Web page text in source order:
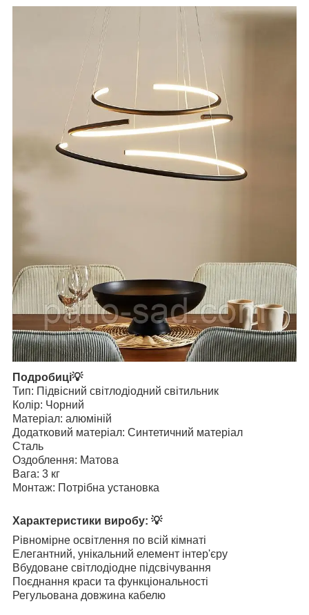
Подробиці💡
Тип: Підвісний світлодіодний світильник
Колір: Чорний
Матеріал: алюміній
Додатковий матеріал: Синтетичний матеріал
Сталь
Оздоблення: Матова
Вага: 3 кг
Монтаж: Потрібна установка
Характеристики виробу: 💡
Рівномірне освітлення по всій кімнаті
Елегантний, унікальний елемент інтер'єру
Вбудоване світлодіодне підсвічування
Поєднання краси та функціональності
Регульована довжина кабелю